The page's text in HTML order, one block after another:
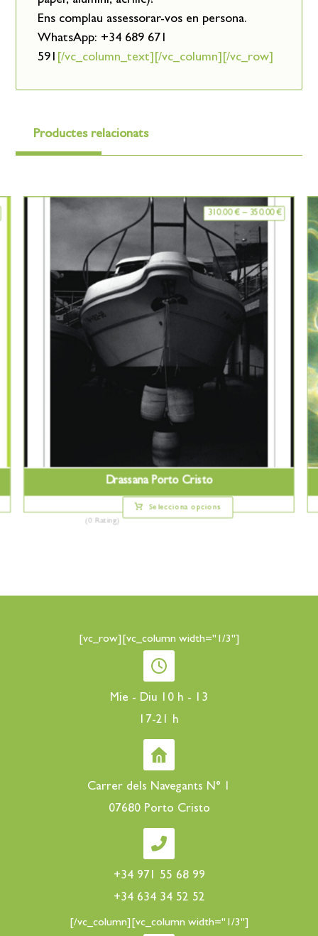
Ens complau assessorar-vos en persona.
WhatsApp: +34 689 671
591 [/vc_column_text][/vc_column][/vc_row]
Productes relacionats
Drassana Porto Cristo
(0 Rating)
310.00€ – 350.00€
Selecciona opcions
[vc_row][vc_column width="1/3"]
Mie - Diu 10 h - 13
17-21 h
Carrer dels Navegants N° 1
07680 Porto Cristo
+34 971 55 68 99
+34 634 34 52 52
[/vc_column][vc_column width="1/3"]